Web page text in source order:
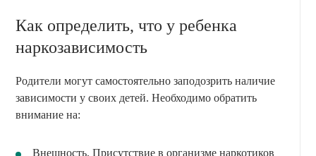
Как определить, что у ребенка
наркозависимость
Родители могут самостоятельно заподозрить наличие
зависимости у своих детей. Необходимо обратить
внимание на:
Внешность. Присутствие в организме наркотиков